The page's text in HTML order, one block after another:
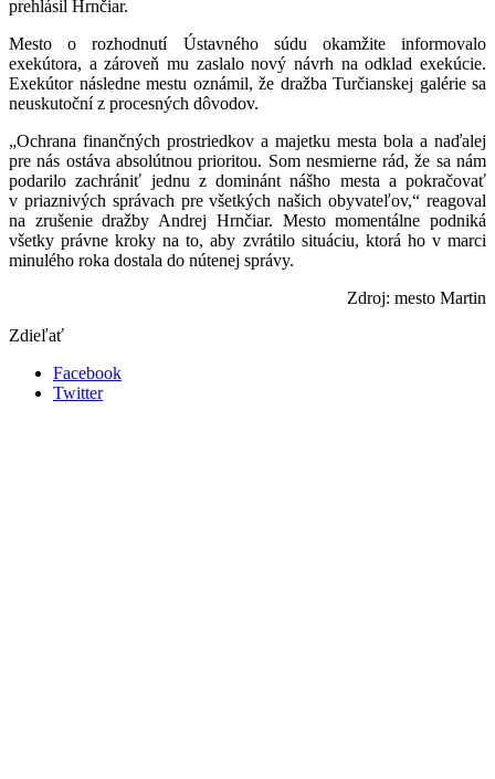
prehlásil Hrnčiar.
Mesto o rozhodnutí Ústavného súdu okamžite informovalo
exekútora, a zároveň mu zaslalo nový návrh na odklad exekúcie.
Exekútor následne mestu oznámil, že dražba Turčianskej galérie sa
neuskutoční z procesných dôvodov.
„Ochrana finančných prostriedkov a majetku mesta bola a naďalej
pre nás ostáva absolútnou prioritou. Som nesmierne rád, že sa nám
podarilo zachrániť jednu z dominánt nášho mesta a pokračovať
v priaznivých správach pre všetkých našich obyvateľov,“ reagoval
na zrušenie dražby Andrej Hrnčiar. Mesto momentálne podniká
všetky právne kroky na to, aby zvrátilo situáciu, ktorá ho v marci
minulého roka dostala do nútenej správy.
Zdroj: mesto Martin
Zdieľať
Facebook
Twitter